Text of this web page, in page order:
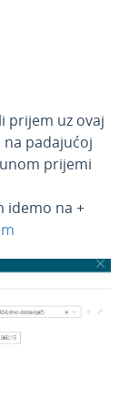
uz ovaj
padajućoj
prijemi
na +